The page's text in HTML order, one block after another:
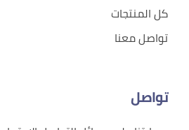
كل المنتجات
تواصل معنا
تواصل